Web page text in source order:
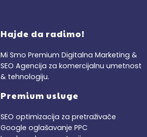
Hajde da radimo!
Mi Smo Premium Digitalna Marketing &
SEO Agencija za komercijalnu umetnost
& tehnologiju.
Premium usluge
SEO optimizacija za pretraživače
Google oglašavanje PPC